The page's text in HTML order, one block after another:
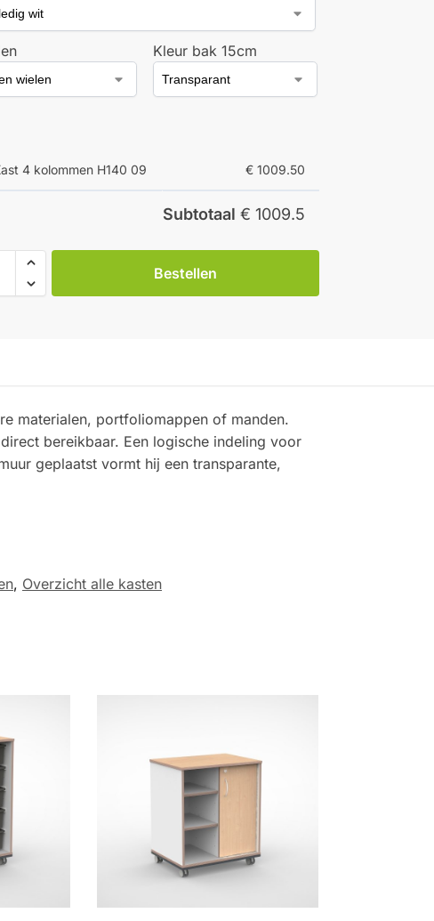
Kleur bak 15cm
4 kolommen H140 09 € 1009.50
Subtotaal € 1009.5
Bestellen
materialen, portfoliomappen of manden.
bereikbaar. Een logische indeling voor
geplaatst vormt hij een transparante,
, Overzicht alle kasten